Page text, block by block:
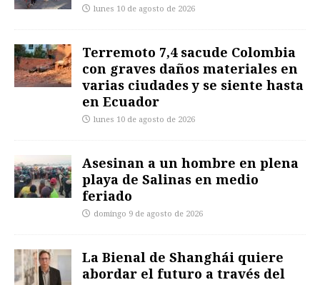
lunes 10 de agosto de 2026
Terremoto 7,4 sacude Colombia
con graves daños materiales en
varias ciudades y se siente hasta
en Ecuador
lunes 10 de agosto de 2026
Asesinan a un hombre en plena
playa de Salinas en medio
feriado
domingo 9 de agosto de 2026
La Bienal de Shanghái quiere
abordar el futuro a través del